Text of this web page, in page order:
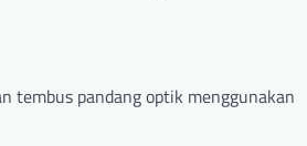
tembus pandang optik menggunakan